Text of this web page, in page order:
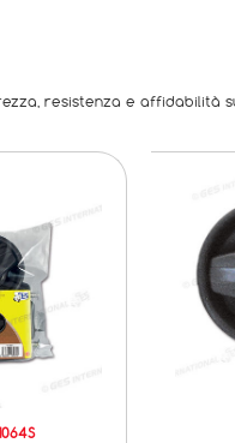
resistenza e affidabilità